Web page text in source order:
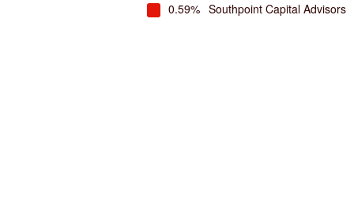
0.59% Southpoint Capital Advisors